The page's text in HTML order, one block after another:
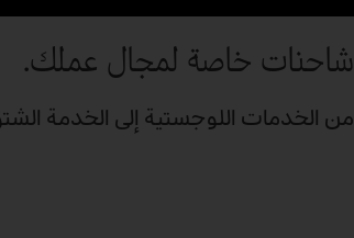
شاحنات خاصة لمجال عملك.
من الخدمات اللوجستية إلى الخدمة